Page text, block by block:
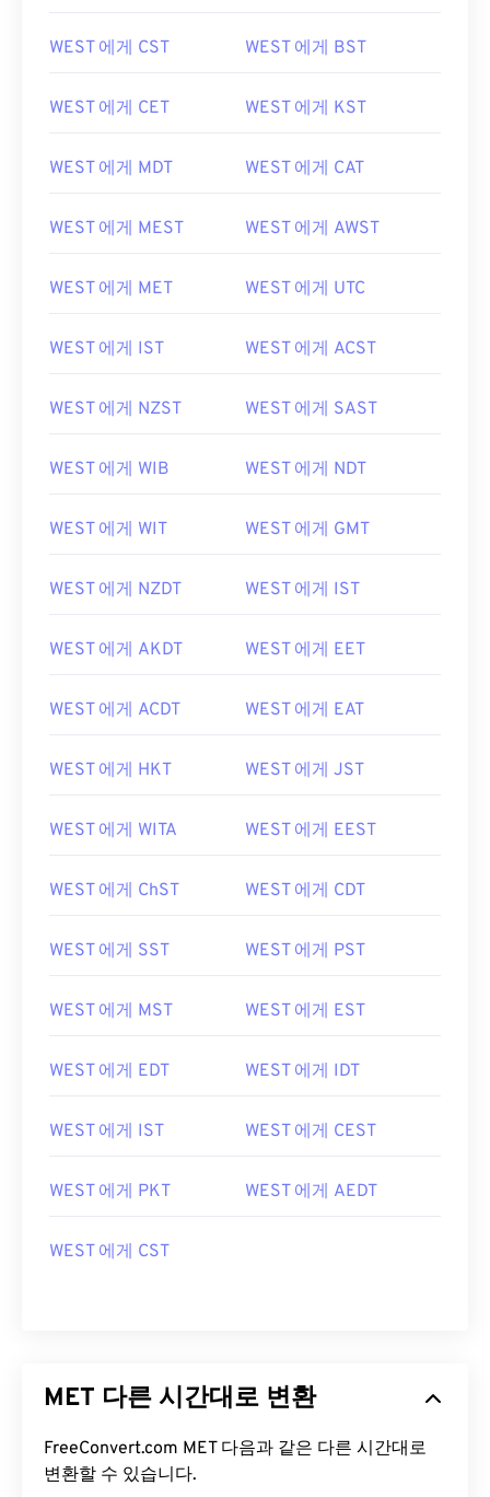
WEST 에게 CST WEST 에게 BST
WEST 에게 CET WEST 에게 KST
WEST 에게 MDT WEST 에게 CAT
WEST 에게 MEST WEST 에게 AWST
WEST 에게 MET WEST 에게 UTC
WEST 에게 IST WEST 에게 ACST
WEST 에게 NZST WEST 에게 SAST
WEST 에게 WIB WEST 에게 NDT
WEST 에게 WIT WEST 에게 GMT
WEST 에게 NZDT WEST 에게 IST
WEST 에게 AKDT WEST 에게 EET
WEST 에게 ACDT WEST 에게 EAT
WEST 에게 HKT WEST 에게 JST
WEST 에게 WITA WEST 에게 EEST
WEST 에게 ChST WEST 에게 CDT
WEST 에게 SST WEST 에게 PST
WEST 에게 MST WEST 에게 EST
WEST 에게 EDT WEST 에게 IDT
WEST 에게 IST WEST 에게 CEST
WEST 에게 PKT WEST 에게 AEDT
WEST 에게 CST
MET 다른 시간대로 변환
FreeConvert.com MET 다음과 같은 다른 시간대로
변환할 수 있습니다.